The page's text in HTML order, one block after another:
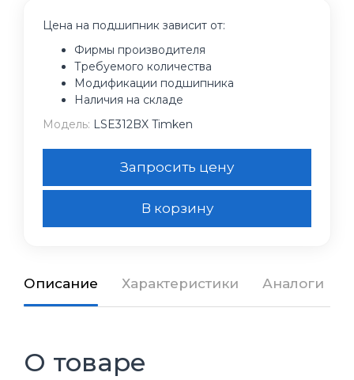
Цена на подшипник зависит от:
Фирмы производителя
Требуемого количества
Модификации подшипника
Наличия на складе
Модель: LSE312BX Timken
Запросить цену
В корзину
Описание Характеристики Аналоги
О товаре